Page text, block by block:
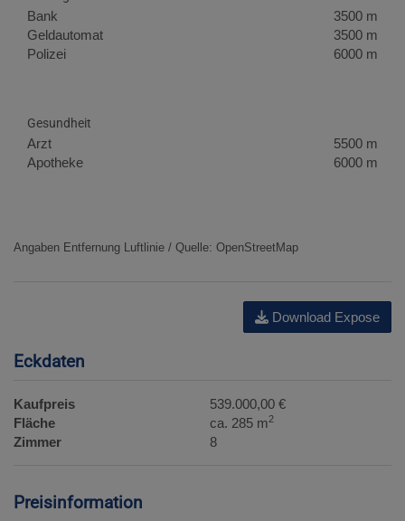
Bank
3500 m
Geldautomat
3500 m
Polizei
6000 m
Gesundheit
Arzt
5500 m
Apotheke
6000 m
Angaben Entfernung Luftlinie / Quelle: OpenStreetMap
Download Expose
Eckdaten
Kaufpreis
539.000,00 €
Fläche
ca. 285 m2
Zimmer 8
Preisinformation